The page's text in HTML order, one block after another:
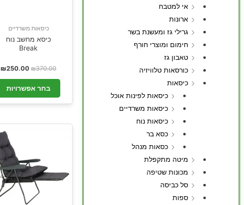
אי למטבח
ארונות
גרילי גז ומעשנת בשר
חימום ומוצרי חורף
טאבון גז
כורסאות טלוויזיה
כיסאות
כיסאות לפינות אוכל
כיסאות משרדיים
כיסאות נוח
כסא בר
כסאות מנהל
מיטה מתקפלת
מכונות שטיפה
סל כביסה
ספות
כיסאות משרדיים
כיסא מחשב נוח
Break
₪370.00
₪250.00
בחר אפשרויות